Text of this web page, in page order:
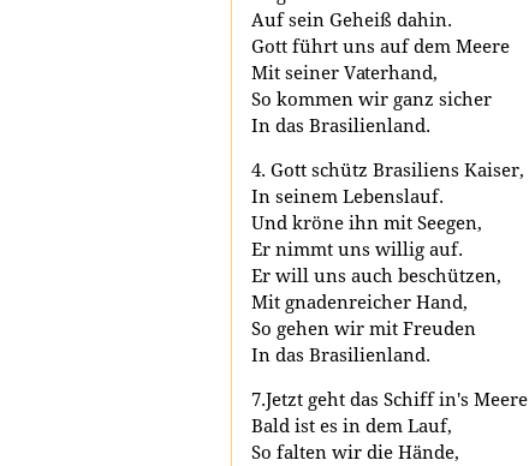
Auf sein Geheiß dahin.
Gott führt uns auf dem Meere
Mit seiner Vaterhand,
So kommen wir ganz sicher
In das Brasilienland.
4. Gott schütz Brasiliens Kaiser,
In seinem Lebenslauf.
Und kröne ihn mit Seegen,
Er nimmt uns willig auf.
Er will uns auch beschützen,
Mit gnadenreicher Hand,
So gehen wir mit Freuden
In das Brasilienland.
7.Jetzt geht das Schiff in's Meere
Bald ist es in dem Lauf,
So falten wir die Hände,